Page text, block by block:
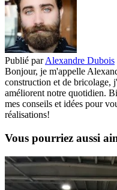
Publié par Alexandre Dubois
Bonjour, je m'appelle
construction et de bricolage,
améliorent notre quotidien.
mes conseils et idées pour
réalisations!
Vous pourriez aussi